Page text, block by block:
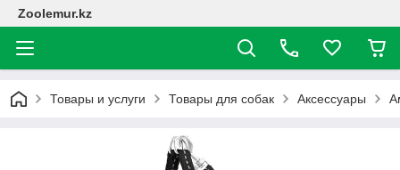
Zoolemur.kz
Товары и услуги Товары для собак Аксессуары